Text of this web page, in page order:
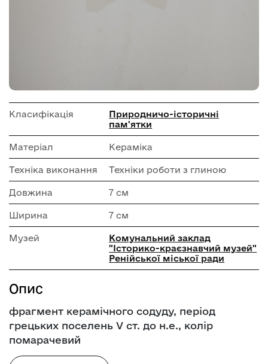
Класифікація
Природничо-історичні
пам'ятки
Матеріал Кераміка
Техніка виконання Техніки роботи з глиною
Довжина 7 см
Ширина 7 см
Музей
Комунальний заклад
"Історико-краєзнавчий музей"
Ренійської міської ради
Опис
фрагмент керамічного содуду, період
грецьких поселень V cт. до н.е., колір
помарачевий